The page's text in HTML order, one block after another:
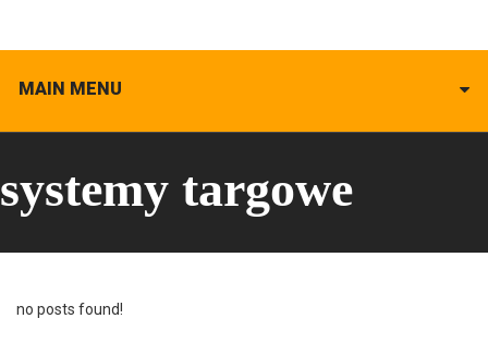
MAIN MENU
systemy targowe
no posts found!